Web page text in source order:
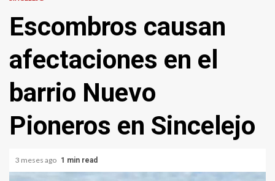
Escombros causan
afectaciones en el
barrio Nuevo
Pioneros en Sincelejo
3 meses ago 1 min read